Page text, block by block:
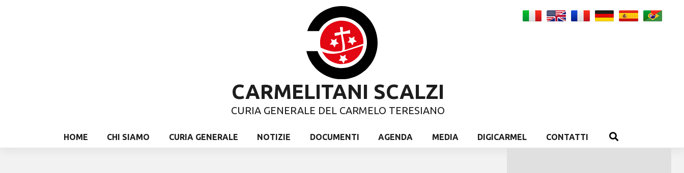
CARMELITANI SCALZI
CURIA GENERALE DEL CARMELO TERESIANO
HOME CHI SIAMO CURIA GENERALE NOTIZIE DOCUMENTI AGENDA MEDIA DIGICARMEL CONTATTI